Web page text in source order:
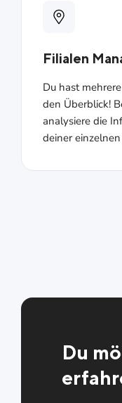
Filialen
Du hast
den Überblick!
analysiere die
deiner
Du